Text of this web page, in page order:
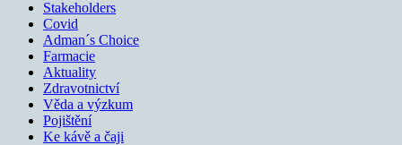
Stakeholders
Covid
Adman´s Choice
Farmacie
Aktuality
Zdravotnictví
Věda a výzkum
Pojištění
Ke kávě a čaji